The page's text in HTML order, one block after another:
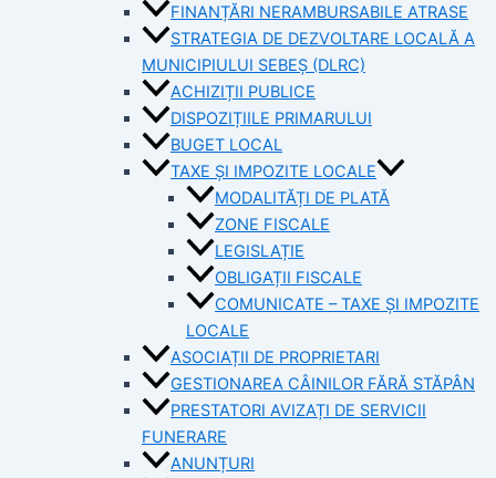
FINANȚĂRI NERAMBURSABILE ATRASE
STRATEGIA DE DEZVOLTARE LOCALĂ A
MUNICIPIULUI SEBEȘ (DLRC)
ACHIZIȚII PUBLICE
DISPOZIȚIILE PRIMARULUI
BUGET LOCAL
TAXE ȘI IMPOZITE LOCALE
MODALITĂȚI DE PLATĂ
ZONE FISCALE
LEGISLAȚIE
OBLIGAȚII FISCALE
COMUNICATE – TAXE ȘI IMPOZITE
LOCALE
ASOCIAȚII DE PROPRIETARI
GESTIONAREA CÂINILOR FĂRĂ STĂPÂN
PRESTATORI AVIZAȚI DE SERVICII
FUNERARE
ANUNȚURI